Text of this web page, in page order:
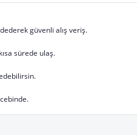
güvenli alış veriş.
sürede ulaş.